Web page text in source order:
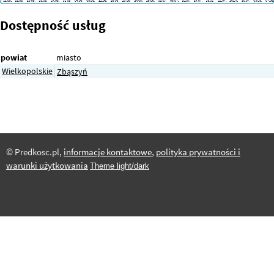
Dostępność usług
powiat
miasto
Wielkopolskie Zbąszyń
© Predkosc.pl, informacje kontaktowe, polityka prywatności i
warunki użytkowania Theme light/dark